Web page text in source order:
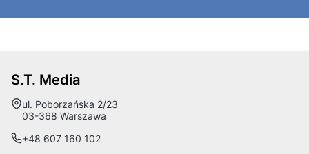
S.T. Media
Adres:
ul. Poborzańska 2/23
03-368 Warszawa
+48 607 160 102